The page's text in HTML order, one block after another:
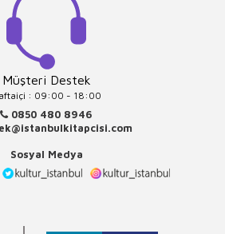
Müşteri Destek
: 09:00 - 18:00
0850 480 8946
Sosyal Medya